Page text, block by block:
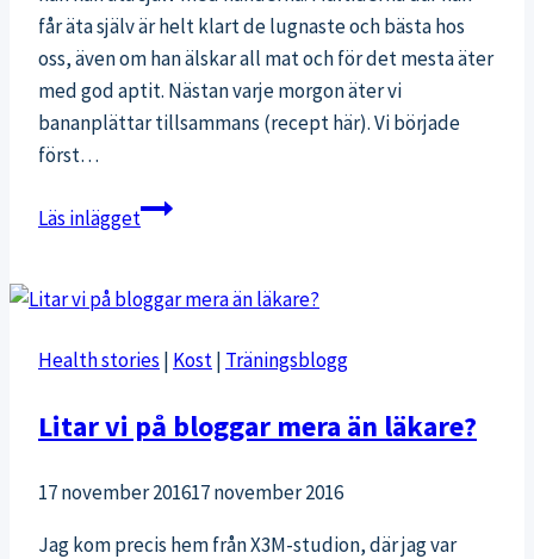
får äta själv är helt klart de lugnaste och bästa hos
oss, även om han älskar all mat och för det mesta äter
med god aptit. Nästan varje morgon äter vi
bananplättar tillsammans (recept här). Vi började
först…
Läs inläggetPotatis-
till
(och
själv)
Health stories | Kost| Träningsblogg
Litar vi på bloggar mera än läkare?
17 november 201617 november 2016
Jag kom precis hem från X3M-studion, där jag var